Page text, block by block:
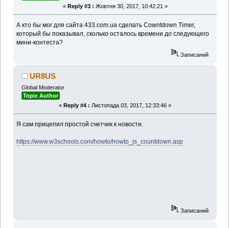
« Reply #3 : Жовтня 30, 2017, 10:42:21 »
А кто бы мог для сайта 433.com.ua сделать Cowntdown Timer,
который бы показывал, сколько осталось времени до следующего
мини-контеста?
Записаний
UR8US
Global Moderator
Topic Author
« Reply #4 : Листопада 03, 2017, 12:33:46 »
Я сам прицепил простой счетчик к новости.
https://www.w3schools.com/howto/howto_js_countdown.asp
Записаний